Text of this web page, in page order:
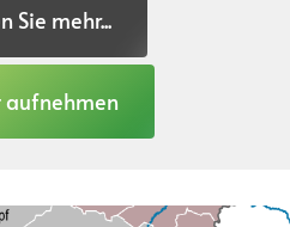
Sie mehr...
aufnehmen